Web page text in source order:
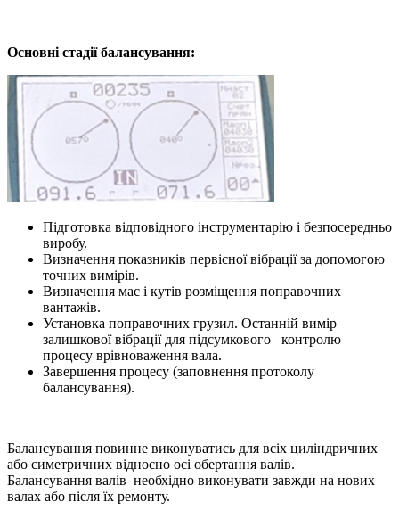
Основні стадії балансування:
Підготовка відповідного інструментарію і безпосередньо
виробу.
Визначення показників первісної вібрації за допомогою
точних вимірів.
Визначення мас і кутів розміщення поправочних
вантажів.
Установка поправочних грузил. Останній вимір
залишкової вібрації для підсумкового контролю
процесу врівноваження вала.
Завершення процесу (заповнення протоколу
балансування).
Балансування повинне виконуватись для всіх циліндричних
або симетричних відносно осі обертання валів.
Балансування валів необхідно виконувати завжди на нових
валах або після їх ремонту.